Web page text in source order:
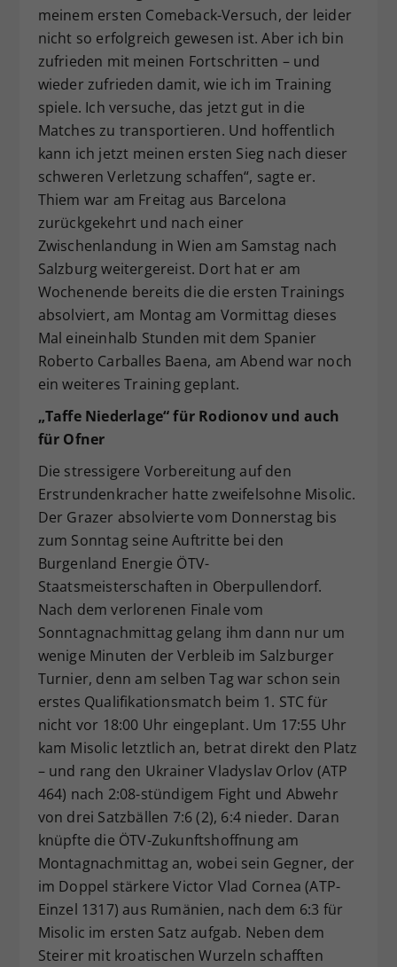
meinem ersten Comeback-Versuch, der leider
nicht so erfolgreich gewesen ist. Aber ich bin
zufrieden mit meinen Fortschritten – und
wieder zufrieden damit, wie ich im Training
spiele. Ich versuche, das jetzt gut in die
Matches zu transportieren. Und hoffentlich
kann ich jetzt meinen ersten Sieg nach dieser
schweren Verletzung schaffen“, sagte er.
Thiem war am Freitag aus Barcelona
zurückgekehrt und nach einer
Zwischenlandung in Wien am Samstag nach
Salzburg weitergereist. Dort hat er am
Wochenende bereits die die ersten Trainings
absolviert, am Montag am Vormittag dieses
Mal eineinhalb Stunden mit dem Spanier
Roberto Carballes Baena, am Abend war noch
ein weiteres Training geplant.
„Taffe Niederlage“ für Rodionov und auch
für Ofner
Die stressigere Vorbereitung auf den
Erstrundenkracher hatte zweifelsohne Misolic.
Der Grazer absolvierte vom Donnerstag bis
zum Sonntag seine Auftritte bei den
Burgenland Energie ÖTV-
Staatsmeisterschaften in Oberpullendorf.
Nach dem verlorenen Finale vom
Sonntagnachmittag gelang ihm dann nur um
wenige Minuten der Verbleib im Salzburger
Turnier, denn am selben Tag war schon sein
erstes Qualifikationsmatch beim 1. STC für
nicht vor 18:00 Uhr eingeplant. Um 17:55 Uhr
kam Misolic letztlich an, betrat direkt den Platz
– und rang den Ukrainer Vladyslav Orlov (ATP
464) nach 2:08-stündigem Fight und Abwehr
von drei Satzbällen 7:6 (2), 6:4 nieder. Daran
knüpfte die ÖTV-Zukunftshoffnung am
Montagnachmittag an, wobei sein Gegner, der
im Doppel stärkere Victor Vlad Cornea (ATP-
Einzel 1317) aus Rumänien, nach dem 6:3 für
Misolic im ersten Satz aufgab. Neben dem
Steirer mit kroatischen Wurzeln schafften